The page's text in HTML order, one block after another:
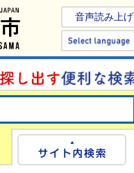
音声読み上げ
Google検索